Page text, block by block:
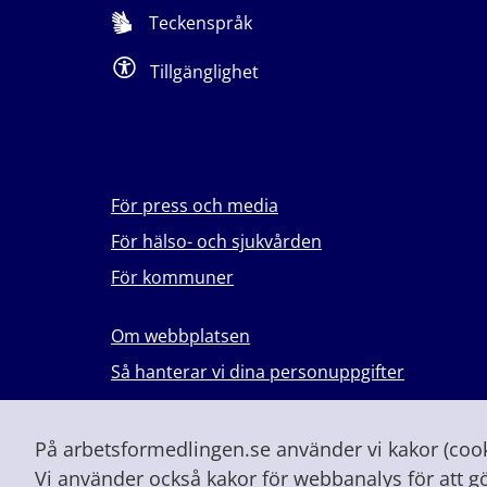
På arbetsformedlingen.se använder vi kakor
Vi använder också kakor för webbanalys för att
Teckenspråk
Tillgänglighet
För press och media
För hälso- och sjukvården
För kommuner
Om webbplatsen
Så hanterar vi dina personuppgifter
Lever du med våld i en nära relation?
Vid höjd beredskap och krig